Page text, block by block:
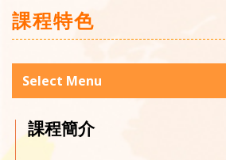
課程特色
Select Menu
課程簡介